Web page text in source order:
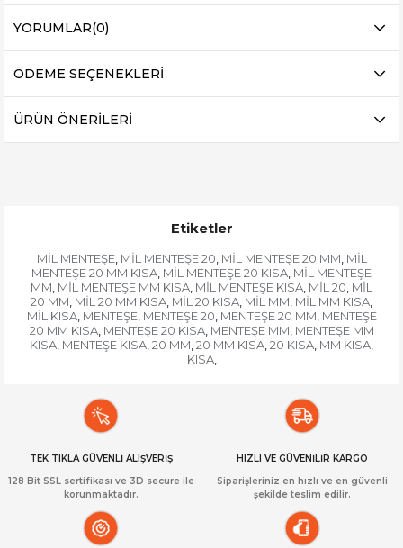
YORUMLAR(0)
ÖDEME SEÇENEKLERI
ÜRÜN ÖNERILERI
Etiketler
MİL MENTEŞE, MİL MENTEŞE 20, MİL MENTEŞE 20 MM, MİL
MENTEŞE 20 MM KISA, MİL MENTEŞE 20 KISA, MİL MENTEŞE
MM, MİL MENTEŞE MM KISA, MİL MENTEŞE KISA, MİL 20, MİL
20 MM, MİL 20 MM KISA, MİL 20 KISA, MİL MM, MİL MM KISA,
MİL KISA, MENTEŞE, MENTEŞE 20, MENTEŞE 20 MM, MENTEŞE
20 MM KISA, MENTEŞE 20 KISA, MENTEŞE MM, MENTEŞE MM
KISA, MENTEŞE KISA, 20 MM, 20 MM KISA, 20 KISA, MM KISA,
KISA,
TEK TIKLA GÜVENLİ ALIŞVERİŞ
128 Bit SSL sertifikası ve 3D secure ile
korunmaktadır.
HIZLI VE GÜVENİLİR KARGO
Siparişleriniz en hızlı ve en güvenli
şekilde teslim edilir.